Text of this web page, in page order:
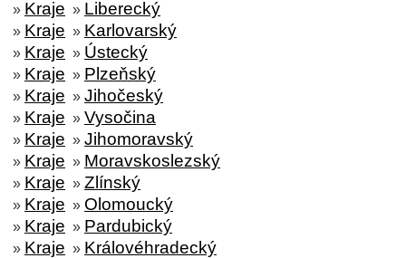
» Kraje » Liberecký
» Kraje » Karlovarský
» Kraje » Ústecký
» Kraje » Plzeňský
» Kraje » Jihočeský
» Kraje » Vysočina
» Kraje » Jihomoravský
» Kraje » Moravskoslezský
» Kraje » Zlínský
» Kraje » Olomoucký
» Kraje » Pardubický
» Kraje » Královéhradecký